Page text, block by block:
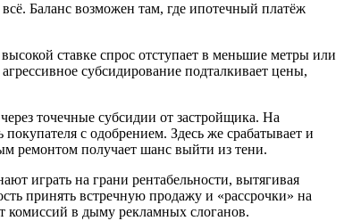
Баланс возможен там, где ипотечный платёж
ставке спрос отступает в меньшие метры или
субсидирование подталкивает цены,
точечные субсидии от застройщика. На
с одобрением. Здесь же срабатывает и
ремонтом получает шанс выйти из тени.
играть на грани рентабельности, вытягивая
принять встречную продажу и «рассрочки» на
комиссий в дыму рекламных слоганов.